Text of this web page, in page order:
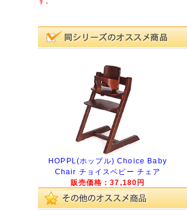
HOPPL(ホップル) Choice Baby
Chair チョイスベビー チェア
販売価格：37,180円